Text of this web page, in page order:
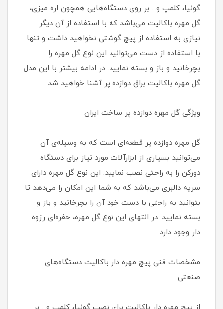
گونیا، کلمپ و... بر روی دستگاه‌هایی همچون اره میزی،
گل مهره باکالیت می‌باشد که با استفاده از آن دیگر
نیازی به استفاده از پیچ گوشتی نخواهید داشت و تنها
با استفاده از دست می‌توانید این نوع گل مهره را
بچرخانید و باز و بسته نمایید. در ادامه بیشتر با این مدل
گل مهره باکالیت براق دوازده پر آشنا خواهید شد.
ویژگی گل مهره دوازده پر ساخت ایران
گل مهره دوازده پر قطعه‌ای است که به وسیله‌ی آن
می‌توانید بسیاری از ابزارآلات مورد نیاز برای دستگاه
دورکن را به راحتی نصب نمایید. این نوع گل مهره دارای
سریه دالبری می‌باشد که به شما این امکان را می‌دهد تا
بتوانید به راحتی با دست خود آن را بچرخانید و باز و
بسته نمایید. در انتهای این نوع گل مهره، حفره‌ای رزوه
دار وجود دارد.
مشخصات فنی پیچ مهره دار باکالیت دستگاه‌های
صنعتی